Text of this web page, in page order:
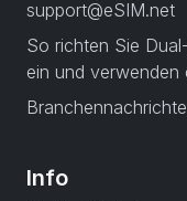
support@eSIM.net
So richten Sie
ein und verwenden
Info